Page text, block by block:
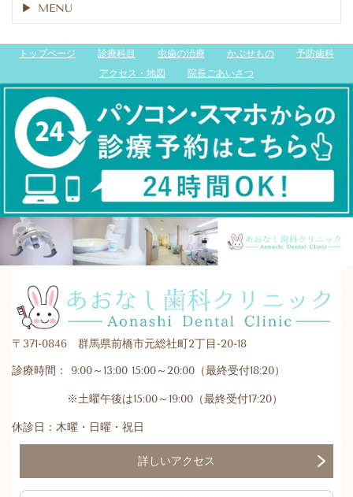
MENU
トップページ 診療科目 虫歯の治療 かぶせもの
予防歯科
アクセス・地図
院長ごあいさつ
〒371-0846 群馬県前橋市元総社町2丁目-20-18
診療時間： 9:00～13:00 15:00～20:00（最終受付18:20）
※土曜午後は15:00～19:00（最終受付17:20）
休診日：木曜・日曜・祝日
詳しいアクセス